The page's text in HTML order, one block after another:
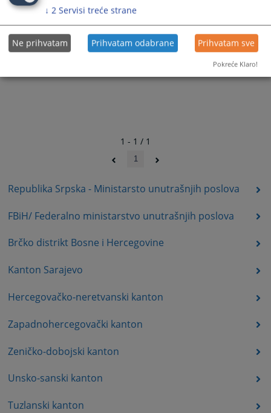
Republika Srpska - Ministarsto unutrašnjih poslova
FBiH/ Federalno ministarstvo unutrašnjih poslova
Brčko distrikt Bosne i Hercegovine
Kanton Sarajevo
Hercegovačko-neretvanski kanton
Zapadnohercegovački kanton
Zeničko-dobojski kanton
Unsko-sanski kanton
Tuzlanski kanton
1 - 1 / 1
1
↓ 2 Servisi treće strane
Ne prihvatam Prihvatam odabrane Prihvatam sve
Pokreće Klaro!